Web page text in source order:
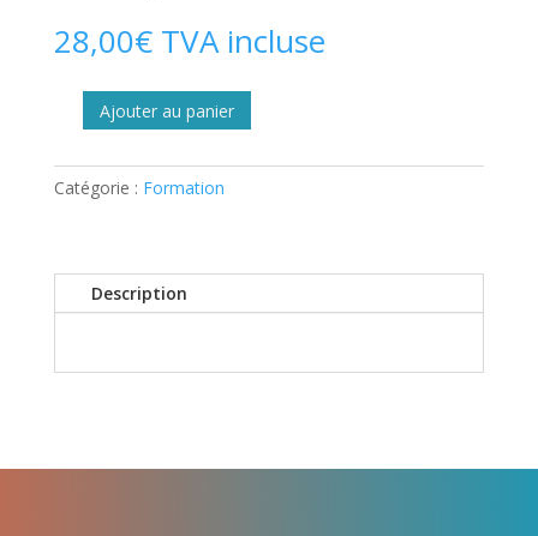
28,00€ TVA incluse
quantité
Vidéo
émotionnelle
en
Ajouter au panier
Catégorie : Formation
Description